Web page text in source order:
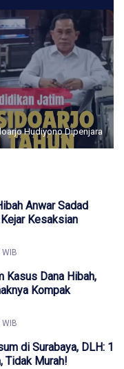
Hudiyono Dipenjara
Anwar Sadad
Kesaksian
Kasus Dana Hibah,
Kompak
di Surabaya, DLH: 1
Tidak Murah!